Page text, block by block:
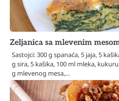
Zeljanica sa mlevenim
Sastojci: 300 g spanaća, 5 jaja, 5
g sira, 5 kašika, 100 ml mleka,
g mlevenog mesa,…